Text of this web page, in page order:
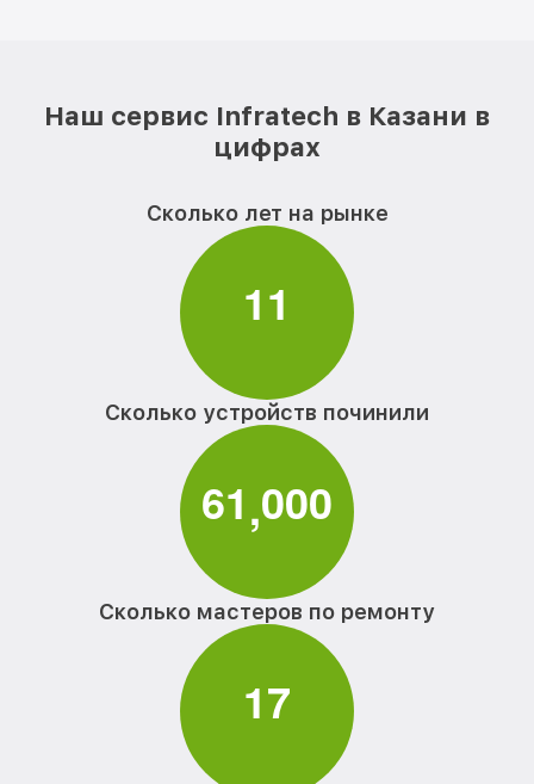
Наш сервис Infratech в Казани в
цифрах
Сколько лет на рынке
11
Сколько устройств починили
61,000
Сколько мастеров по ремонту
17